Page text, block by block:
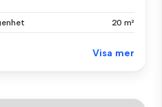
20 m²
Visa mer